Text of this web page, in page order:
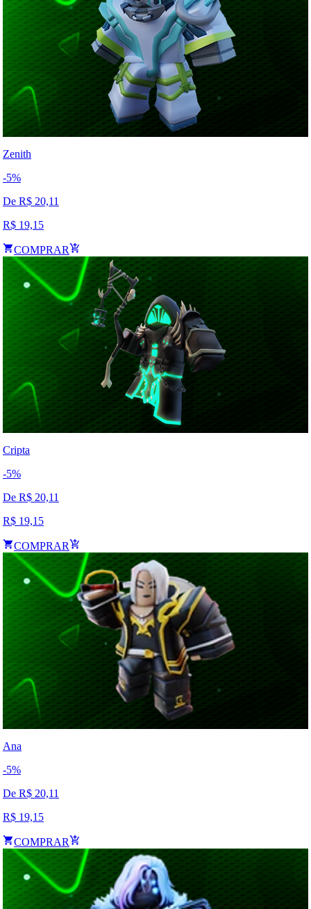
Zenith
-5%
De R$ 20,11
R$ 19,15
COMPRAR
Cripta
-5%
De R$ 20,11
R$ 19,15
COMPRAR
Ana
-5%
De R$ 20,11
R$ 19,15
COMPRAR